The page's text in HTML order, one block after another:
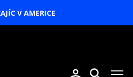
V AMERICE